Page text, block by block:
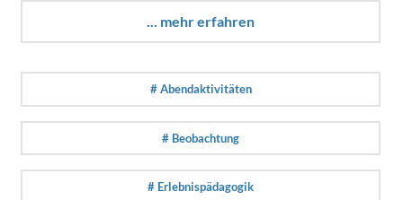
... mehr erfahren
# Abendaktivitäten
# Beobachtung
# Erlebnispädagogik